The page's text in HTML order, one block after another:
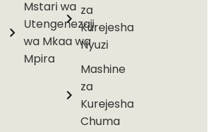
Mstari wa
Utengenezaji
wa Mkaa wa
Mpira
za
Kurejesha
Nyuzi
Mashine
za
Kurejesha
Chuma